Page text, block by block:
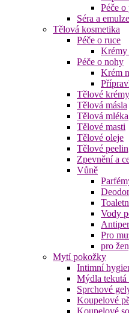
Péče
Séra a emulze
Tělová kosmetika
Péče o ruce
Krémy
Péče o nohy
Krém
Tělové krémy
Tělová másla
Tělová mléka
Tělové masti
Tělové oleje
Tělové
Zpevnění a
Vůně
Vody
Pro
pro
Mytí pokožky
Intimní
Mýdla tekutá
Sprchové
Koupelové
Koupelové